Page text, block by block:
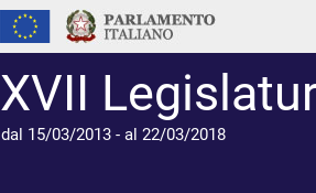
XVII
dal 15/03/2013 - al 22/03/2018